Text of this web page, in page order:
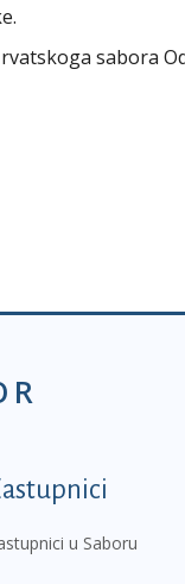
sabora
u Saboru